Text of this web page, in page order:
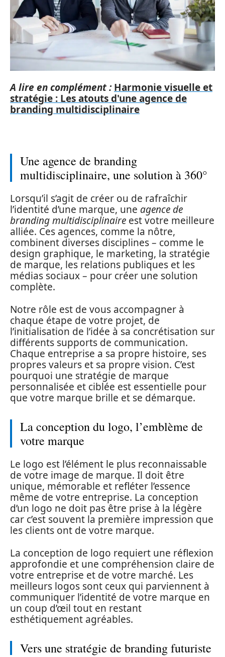
A lire en complément : Harmonie visuelle et
stratégie : Les atouts d'une agence de
branding multidisciplinaire
Une agence de branding
multidisciplinaire, une solution à 360°
Lorsqu’il s’agit de créer ou de rafraîchir
l’identité d’une marque, une agence de
branding multidisciplinaire est votre meilleure
alliée. Ces agences, comme la nôtre,
combinent diverses disciplines – comme le
design graphique, le marketing, la stratégie
de marque, les relations publiques et les
médias sociaux – pour créer une solution
complète.
Notre rôle est de vous accompagner à
chaque étape de votre projet, de
l’initialisation de l’idée à sa concrétisation sur
différents supports de communication.
Chaque entreprise a sa propre histoire, ses
propres valeurs et sa propre vision. C’est
pourquoi une stratégie de marque
personnalisée et ciblée est essentielle pour
que votre marque brille et se démarque.
La conception du logo, l’emblème de
votre marque
Le logo est l’élément le plus reconnaissable
de votre image de marque. Il doit être
unique, mémorable et refléter l’essence
même de votre entreprise. La conception
d’un logo ne doit pas être prise à la légère
car c’est souvent la première impression que
les clients ont de votre marque.
La conception de logo requiert une réflexion
approfondie et une compréhension claire de
votre entreprise et de votre marché. Les
meilleurs logos sont ceux qui parviennent à
communiquer l’identité de votre marque en
un coup d’œil tout en restant
esthétiquement agréables.
Vers une stratégie de branding futuriste